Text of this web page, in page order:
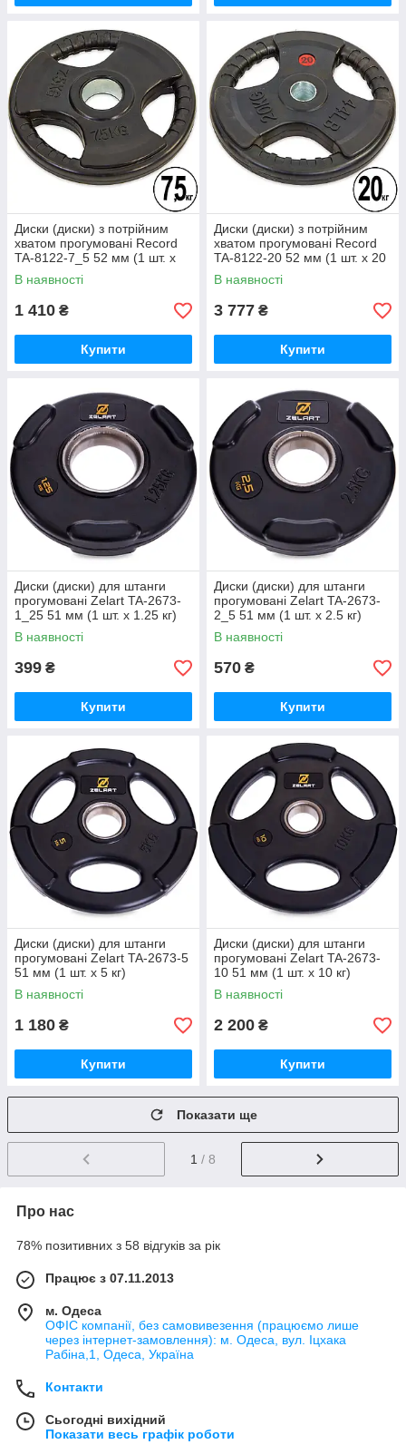
Диски (диски) з потрійним
хватом прогумовані Record
TA-8122-7_5 52 мм (1 шт. х
7.5 кг)
В наявності
1 410 ₴
Купити
Диски (диски) з потрійним
хватом прогумовані Record
TA-8122-20 52 мм (1 шт. х 20
кг)
В наявності
3 777 ₴
Купити
Диски (диски) для штанги
прогумовані Zelart TA-2673-
1_25 51 мм (1 шт. х 1.25 кг)
В наявності
399 ₴
Купити
Диски (диски) для штанги
прогумовані Zelart TA-2673-
2_5 51 мм (1 шт. х 2.5 кг)
В наявності
570 ₴
Купити
Диски (диски) для штанги
прогумовані Zelart TA-2673-5
51 мм (1 шт. х 5 кг)
В наявності
1 180 ₴
Купити
Диски (диски) для штанги
прогумовані Zelart TA-2673-
10 51 мм (1 шт. х 10 кг)
В наявності
2 200 ₴
Купити
Показати ще
1 / 8
Про нас
78% позитивних з 58 відгуків за рік
Працює з 07.11.2013
м. Одеса
ОФІС компанії, без самовивезення (працюємо лише
через інтернет-замовлення): м. Одеса, вул. Іцхака
Рабіна,1, Одеса, Україна
Контакти
Сьогодні вихідний
Показати весь графік роботи